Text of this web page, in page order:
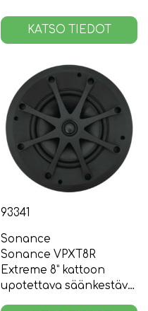
KATSO TIEDOT
93341
Sonance
Sonance VPXT8R
Extreme 8” kattoon
upotettava säänkestävä